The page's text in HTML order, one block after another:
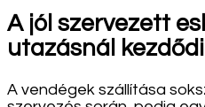
A jól szervezett
utazásnál
A vendégek szállítása